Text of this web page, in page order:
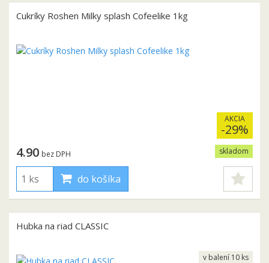
Cukríky Roshen Milky splash Cofeelike 1kg
AKCIA
-29%
skladom
4.90 bez DPH
do košíka
Hubka na riad CLASSIC
v balení 10 ks